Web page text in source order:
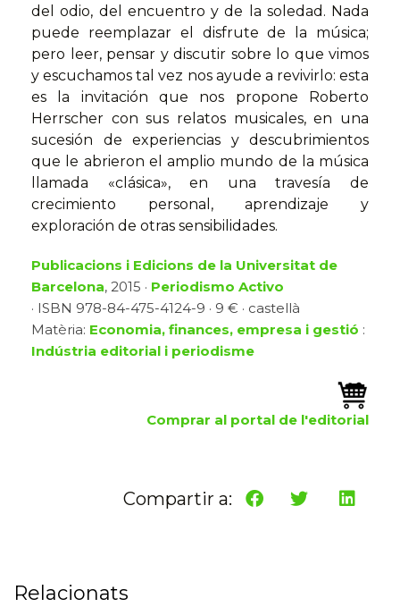
del odio, del encuentro y de la soledad. Nada
puede reemplazar el disfrute de la música;
pero leer, pensar y discutir sobre lo que vimos
y escuchamos tal vez nos ayude a revivirlo: esta
es la invitación que nos propone Roberto
Herrscher con sus relatos musicales, en una
sucesión de experiencias y descubrimientos
que le abrieron el amplio mundo de la música
llamada «clásica», en una travesía de
crecimiento personal, aprendizaje y
exploración de otras sensibilidades.
Publicacions i Edicions de la Universitat de
Barcelona, 2015 · Periodismo Activo
· ISBN 978-84-475-4124-9 · 9 € · castellà
Matèria: Economia, finances, empresa i gestió :
Indústria editorial i periodisme
Comprar al portal de l'editorial
Compartir a:
Relacionats